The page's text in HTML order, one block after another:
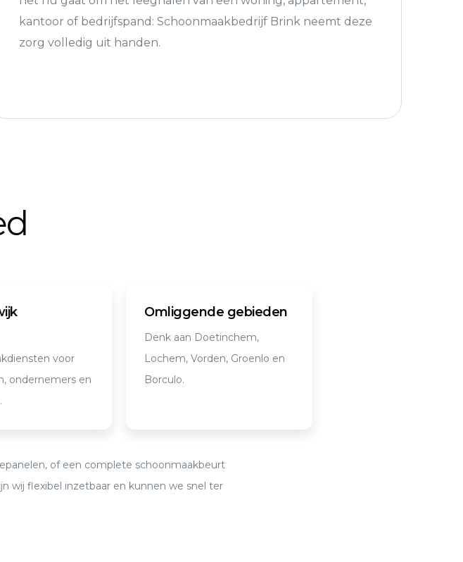
kantoor of bedrijfspand: Schoonmaakbedrijf Brink neemt deze
zorg volledig uit handen.
voor
ondernemers en
Omliggende gebieden
Denk aan Doetinchem,
Lochem, Vorden, Groenlo en
Borculo.
of een complete schoonmaakbeurt
wij flexibel inzetbaar en kunnen we snel ter